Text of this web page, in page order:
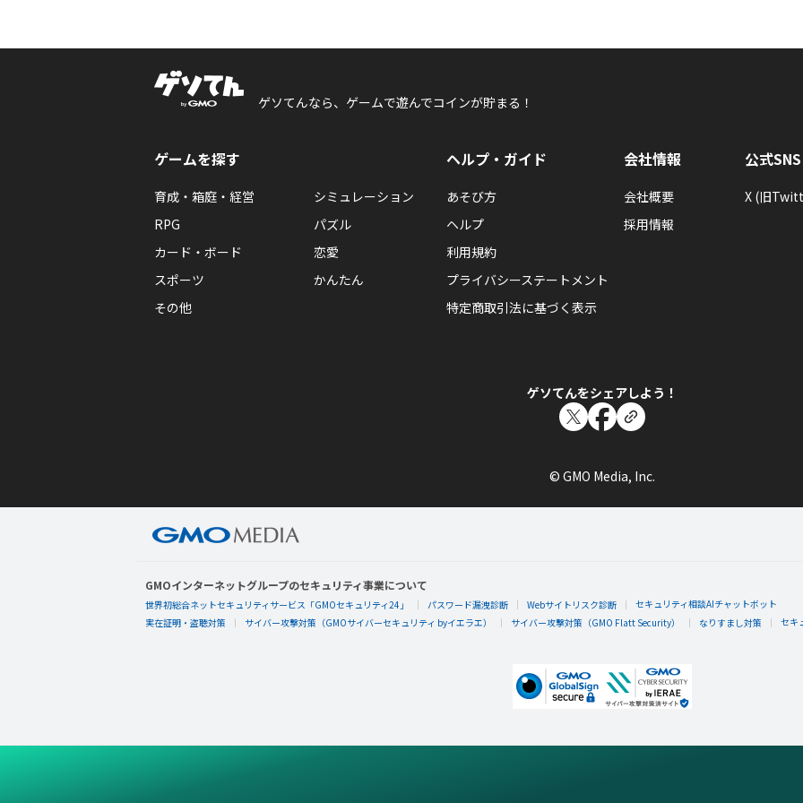
ゲソてんなら、ゲームで遊んでコインが貯まる！
ゲームを探す
育成・箱庭・経営
シミュレーション
RPG
パズル
カード・ボード
恋愛
スポーツ
かんたん
その他
ヘルプ・ガイド
あそび方
ヘルプ
利用規約
プライバシーステートメント
特定商取引法に基づく表示
会社情報
会社概要
採用情報
公式SNS
X (旧
ゲソてんをシェアしよう！
© GMO Media, Inc.
GMOインターネットグループのセキュリティ事業について
世界初総合ネットセキュリティサービス「GMOセキュリティ24」 パスワード漏洩診断 Webサイトリスク診断
セキュリティ相談AIチャットボット
実在証明・盗聴対策
サイバー攻撃対策（GMOサイバーセキュリティ byイエラエ） サイバー攻撃対策（GMO Flatt Security） なりすまし対策 セキ